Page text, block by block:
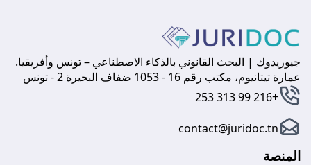
جيوريدوك | البحث القانوني بالذكاء الاصطناعي – تونس وأفريقيا.
عمارة تيتانيوم، مكتب رقم 16 - 1053 ضفاف البحيرة 2 - تونس
+216 99 313 253
contact@juridoc.tn
المنصة